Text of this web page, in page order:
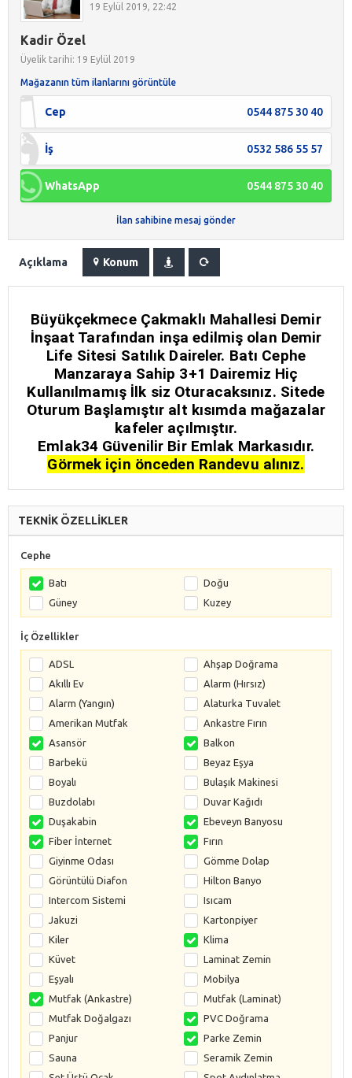
19 Eylül 2019, 22:42
Kadir Özel
Üyelik tarihi: 19 Eylül 2019
Mağazanın tüm ilanlarını görüntüle
Cep 0544 875 30 40
İş 0532 586 55 57
WhatsApp 0544 875 30 40
İlan sahibine mesaj gönder
Açıklama Konum
Büyükçekmece Çakmaklı Mahallesi Demir
İnşaat Tarafından inşa edilmiş olan Demir
Life Sitesi Satılık Daireler. Batı Cephe
Manzaraya Sahip 3+1 Dairemiz Hiç
Kullanılmamış İlk siz Oturacaksınız. Sitede
Oturum Başlamıştır alt kısımda mağazalar
kafeler açılmıştır.
Emlak34 Güvenilir Bir Emlak Markasıdır.
Görmek için önceden Randevu alınız.
TEKNİK ÖZELLİKLER
Cephe
Batı
Doğu
Güney
Kuzey
İç Özellikler
ADSL
Ahşap Doğrama
Akıllı Ev
Alarm (Hırsız)
Alarm (Yangın)
Alaturka Tuvalet
Amerikan Mutfak
Ankastre Fırın
Asansör
Balkon
Barbekü
Beyaz Eşya
Boyalı
Bulaşık Makinesi
Buzdolabı
Duvar Kağıdı
Duşakabin
Ebeveyn Banyosu
Fiber İnternet
Fırın
Giyinme Odası
Gömme Dolap
Görüntülü Diafon
Hilton Banyo
Intercom Sistemi
Isıcam
Jakuzi
Kartonpiyer
Kiler
Klima
Küvet
Laminat Zemin
Eşyalı
Mobilya
Mutfak (Ankastre)
Mutfak (Laminat)
Mutfak Doğalgazı
PVC Doğrama
Panjur
Parke Zemin
Sauna
Seramik Zemin